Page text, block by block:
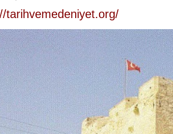
tarihvemedeniyet.org/